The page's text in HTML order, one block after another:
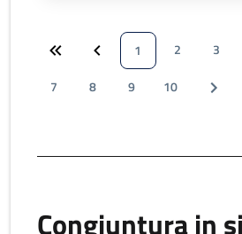
1 2 3
7
8 9 10
Congiuntura in